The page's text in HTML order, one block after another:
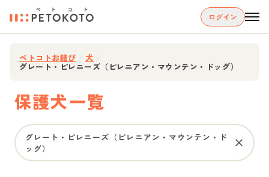
ログイン
ペトコトお結び 犬
グレート・ピレニーズ（ピレニアン・マウンテン・ドッグ）
保護犬一覧
グレート・ピレニーズ（ピレニアン・マウンテン・ド
ッグ）